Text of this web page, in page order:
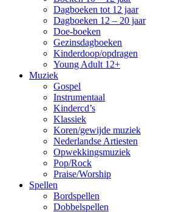
Dagboeken tot 12 jaar
Dagboeken 12 – 20 jaar
Doe-boeken
Gezinsdagboeken
Kinderdoop/opdragen
Young Adult 12+
Muziek
Gospel
Instrumentaal
Kindercd’s
Klassiek
Koren/gewijde muziek
Nederlandse Artiesten
Opwekkingsmuziek
Pop/Rock
Praise/Worship
Spellen
Bordspellen
Dobbelspellen